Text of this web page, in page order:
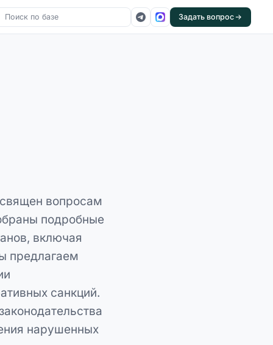
Задать вопрос
вопросам
подробные
включая
предлагаем
санкций.
нарушенных